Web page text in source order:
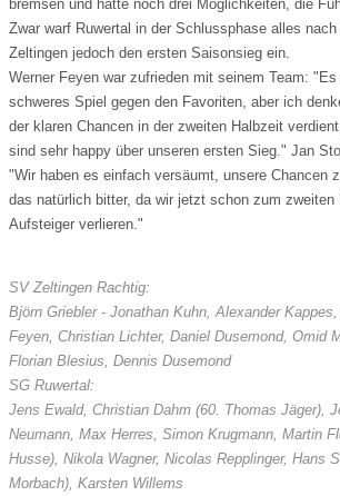
bremsen und hatte noch drei Möglichkeiten, die
Zwar warf Ruwertal in der Schlussphase alles
Zeltingen jedoch den ersten Saisonsieg ein.
Werner Feyen war zufrieden mit seinem Team:
schweres Spiel gegen den Favoriten, aber ich
der klaren Chancen in der zweiten Halbzeit
sind sehr happy über unseren ersten Sieg." Jan
"Wir haben es einfach versäumt, unsere Chancen
das natürlich bitter, da wir jetzt schon zum zweiten
Aufsteiger verlieren."
SV Zeltingen Rachtig:
Björn Griebler - Jonathan Kuhn, Alexander
Feyen, Christian Lichter, Daniel Dusemond, Omid
Florian Blesius, Dennis Dusemond
SG Ruwertal:
Jens Ewald, Christian Dahm (60. Thomas Jäger),
Neumann, Max Herres, Simon Krugmann, Martin
Husse), Nikola Wagner, Nicolas Repplinger, Hans
Morbach), Karsten Willems